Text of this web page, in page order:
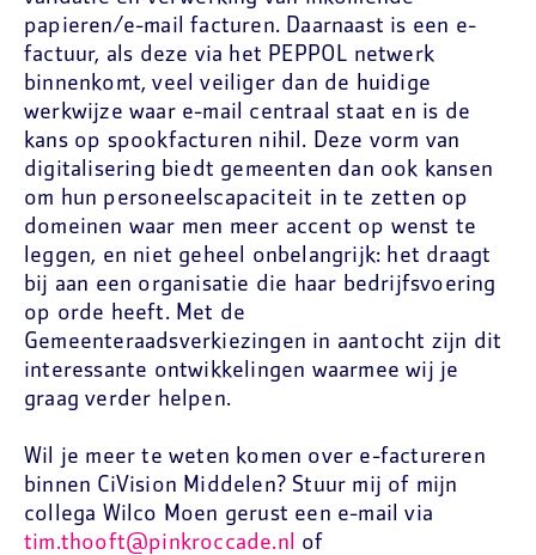
papieren/e-mail facturen. Daarnaast is een e-
factuur, als deze via het PEPPOL netwerk
binnenkomt, veel veiliger dan de huidige
werkwijze waar e-mail centraal staat en is de
kans op spookfacturen nihil. Deze vorm van
digitalisering biedt gemeenten dan ook kansen
om hun personeelscapaciteit in te zetten op
domeinen waar men meer accent op wenst te
leggen, en niet geheel onbelangrijk: het draagt
bij aan een organisatie die haar bedrijfsvoering
op orde heeft. Met de
Gemeenteraadsverkiezingen in aantocht zijn dit
interessante ontwikkelingen waarmee wij je
graag verder helpen.
Wil je meer te weten komen over e-factureren
binnen CiVision Middelen? Stuur mij of mijn
collega Wilco Moen gerust een e-mail via
tim.thooft@pinkroccade.nl
of